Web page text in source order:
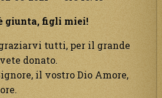
è giunta, figli miei!
tutti, per il grande
donato.
il vostro Dio Amore,